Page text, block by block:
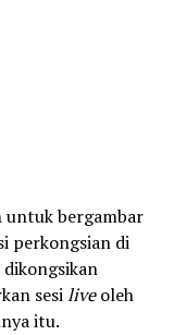
untuk bergambar
perkongsian di
sesiliveoleh
itu.